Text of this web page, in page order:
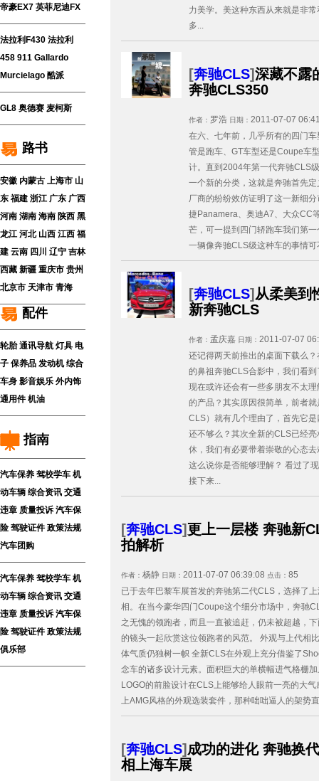
帝豪EX7 英菲尼迪FX
法拉利F430 法拉利
458 911 Gallardo
Murcielago 酷派
GL8 奥德赛 麦柯斯
路书
安徽 内蒙古 上海市 山
东 福建 浙江 广东 广西
河南 湖南 海南 陕西 黑
龙江 河北 山西 江西 福
建 云南 四川 辽宁 吉林
西藏 新疆 重庆市 贵州
北京市 天津市 青海
配件
轮胎 通讯导航 灯具 电
子 保养品 发动机 综合
车身 影音娱乐 外内饰
通用件 机油
指南
汽车保养 驾校学车 机
动车辆 综合资讯 交通
违章 质量投诉 汽车保
险 驾驶证件 政策法规
汽车团购
汽车保养 驾校学车 机
动车辆 综合资讯 交通
违章 质量投诉 汽车保
险 驾驶证件 政策法规
俱乐部
力美学。美这种东西从来就是非
多...
[奔驰CLS]深藏不露
奔驰CLS350
作者： 罗浩 日期： 2011-07-07
在六、七年前，几乎所有的四门
管是跑车、GT车型还是Coupe车
计。直到2004年第一代奔驰CLS
一个新的分类，这就是奔驰首先
厂商的纷纷效仿证明了这一新细
捷Panamera、奥迪A7、大众CC
芒，可一提到四门轿跑车我们第
一辆像奔驰CLS级这种车的事情
[奔驰CLS] 从柔美到
新奔驰CLS
作者： 孟庆嘉 日期： 2011-07-07
还记得两天前推出的桌面下载么
的鼻祖奔驰CLS合影中，我们看
现在或许还会有一些多朋友不太
的产品？其实原因很简单，前者
CLS）就有几个理由了，首先它
还不够么？其次全新的CLS已经
休，我们有必要带着崇敬的心态
这么说你是否能够理解？ 看过了
接下来...
[奔驰CLS] 更上一层楼 奔驰新
拍解析
作者： 杨静 日期： 2011-07-07 06:39:08 点击： 85
已于去年巴黎车展首发的奔驰第二代CLS，选择了
相。在当今豪华四门Coupe这个细分市场中，奔驰
之无愧的领跑者，而且一直被追赶，仍未被超越，
的镜头一起欣赏这位领跑者的风范。 外观与上代相
体气质仍独树一帜 全新CLS在外观上充分借鉴了
念车的诸多设计元素。面积巨大的单横幅进气格栅
LOGO的前脸设计在CLS上能够给人眼前一亮的大
上AMG风格的外观选装套件，那种咄咄逼人的架势
[奔驰CLS] 成功的进化 奔驰换
相上海车展